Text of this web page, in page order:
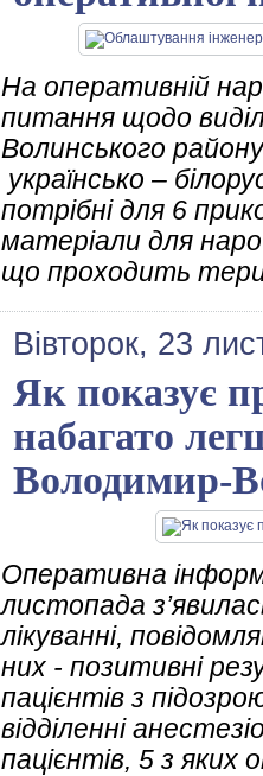
На оперативній
питання щодо
Волинського
українсько –
потрібні для 6
матеріали для
що проходить
Вівторок, 23
Як показує
набагато
Володимир-
Оперативна
листопада
лікуванні,
них - позитивні
пацієнтів з
відділенні
пацієнтів, 5 з